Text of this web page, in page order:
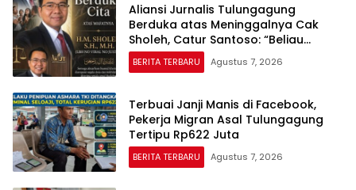
Aliansi Jurnalis Tulungagung
Berduka atas Meninggalnya Cak
Sholeh, Catur Santoso: “Beliau
Pejuang Keadilan yang Vokal”
BERITA TERBARU Agustus 7, 2026
Terbuai Janji Manis di Facebook,
Pekerja Migran Asal Tulungagung
Tertipu Rp622 Juta
BERITA TERBARU Agustus 7, 2026